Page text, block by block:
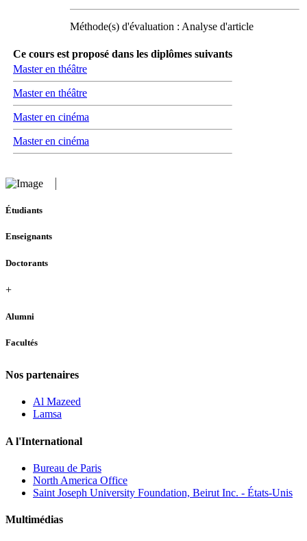
Méthode(s) d'évaluation : Analyse d'article
Ce cours est proposé dans les diplômes suivants
Master en théâtre
Master en théâtre
Master en cinéma
Master en cinéma
Étudiants
Enseignants
Doctorants
+
Alumni
Facultés
Nos partenaires
Al Mazeed
Lamsa
A l'International
Bureau de Paris
North America Office
Saint Joseph University Foundation, Beirut Inc. - États-Unis
Multimédias